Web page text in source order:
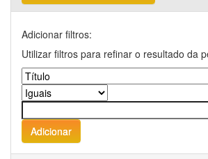
Adicionar filtros:
Utilizar filtros para refinar o resultado da